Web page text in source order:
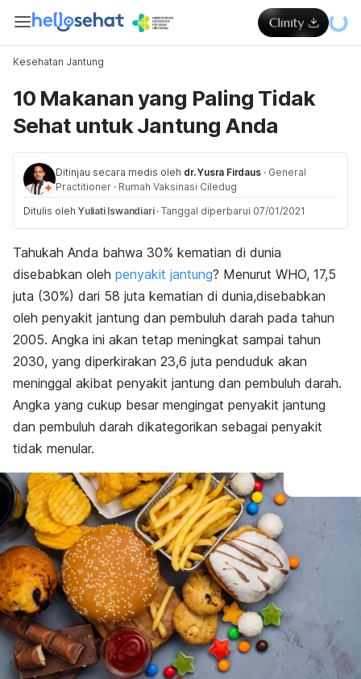
Kesehatan Jantung
10 Makanan yang Paling Tidak
Sehat untuk Jantung Anda
Ditinjau secara medis oleh dr. Yusra Firdaus · General
Practitioner · Rumah Vaksinasi Ciledug
Ditulis oleh Yuliati Iswandiari · Tanggal diperbarui 07/01/2021
Tahukah Anda bahwa 30% kematian di dunia
disebabkan oleh penyakit jantung? Menurut WHO, 17,5
juta (30%) dari 58 juta kematian di dunia,disebabkan
oleh penyakit jantung dan pembuluh darah pada tahun
2005. Angka ini akan tetap meningkat sampai tahun
2030, yang diperkirakan 23,6 juta penduduk akan
meninggal akibat penyakit jantung dan pembuluh darah.
Angka yang cukup besar mengingat penyakit jantung
dan pembuluh darah dikategorikan sebagai penyakit
tidak menular.